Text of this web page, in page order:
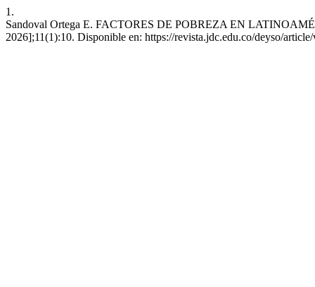
1.
Sandoval Ortega E. FACTORES DE POBREZA EN
2026];11(1):10. Disponible en: https://revista.jdc.edu.co/deyso/